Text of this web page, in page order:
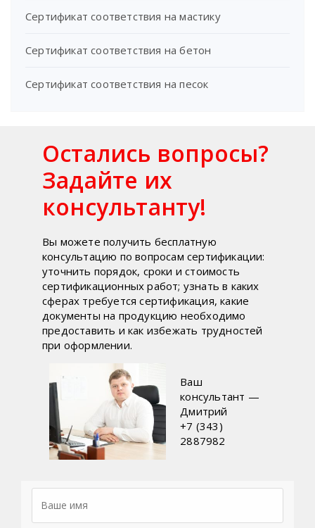
Сертификат соответствия на мастику
Сертификат соответствия на бетон
Сертификат соответствия на песок
Остались вопросы?
Задайте их
консультанту!
Вы можете получить бесплатную
консультацию по вопросам сертификации:
уточнить порядок, сроки и стоимость
сертификационных работ; узнать в каких
сферах требуется сертификация, какие
документы на продукцию необходимо
предоставить и как избежать трудностей
при оформлении.
Ваш
консультант —
Дмитрий
+7 (343)
2887982